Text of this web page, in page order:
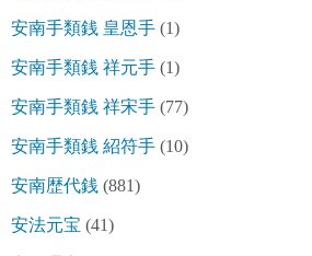
安南手類銭 皇恩手 (1)
安南手類銭 祥元手 (1)
安南手類銭 祥宋手 (77)
安南手類銭 紹符手 (10)
安南歴代銭 (881)
安法元宝 (41)